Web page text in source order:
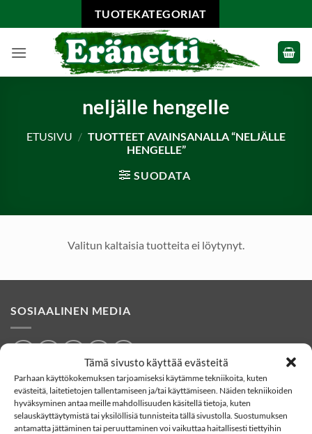
Tämä sivusto käyttää evästeitä
Parhaan käyttökokemuksen tarjoamiseksi käytämme tekniikoita, kuten
evästeitä, laitetietojen tallentamiseen ja/tai käyttämiseen. Näiden tekniikoiden
hyväksyminen antaa meille mahdollisuuden käsitellä tietoja, kuten
selauskäyttäytymistä tai yksilöllisiä tunnisteita tällä sivustolla. Suostumuksen
antamatta jättäminen tai peruuttaminen voi vaikuttaa haitallisesti tiettyihin
to
TUOTEKATEGORIAT
neljälle hengelle
ETUSIVU / TUOTTEET AVAINSANALLA “NELJÄLLE
HENGELLE”
SUODATA
Valitun kaltaisia tuotteita ei löytynyt.
SOSIAALINEN MEDIA
YHTEYSTIEDOT